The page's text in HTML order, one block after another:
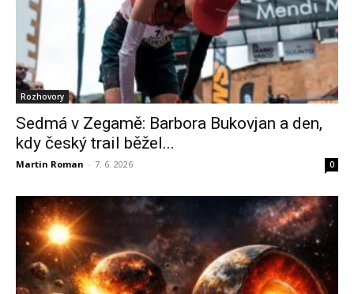
Rozhovory
Sedmá v Zegamě: Barbora Bukovjan a den,
kdy český trail běžel...
Martin Roman - 7. 6. 2026 0